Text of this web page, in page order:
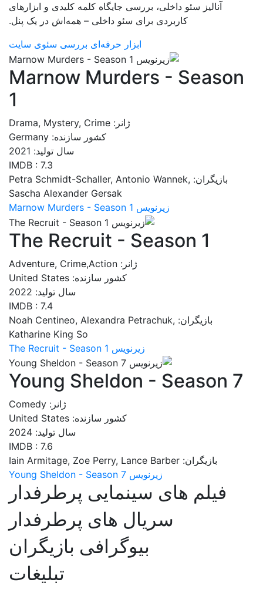
فیلم های سینمایی پرطرفدار
سریال های پرطرفدار
بیوگرافی بازیگران
تبلیغات
آنالیز سئو داخلی، بررسی جایگاه کلمه کلیدی و ابزارهای
کاربردی برای سئو داخلی – همه‌اش در یک پنل.
ابزار حرفه‌ای بررسی سئوی سایت
Marnow Murders - Season
1
ژانر: Drama, Mystery, Crime
کشور سازنده: Germany
سال تولید: 2021
IMDB : 7.3
بازیگران: Petra Schmidt-Schaller, Antonio Wannek,
Sascha Alexander Gersak
زیرنویس Marnow Murders - Season 1
The Recruit - Season 1
ژانر: Adventure, Crime,Action
کشور سازنده: United States
سال تولید: 2022
IMDB : 7.4
بازیگران: Noah Centineo, Alexandra Petrachuk,
Katharine King So
زیرنویس The Recruit - Season 1
Young Sheldon - Season 7
ژانر: Comedy
کشور سازنده: United States
سال تولید: 2024
IMDB : 7.6
بازیگران: Iain Armitage, Zoe Perry, Lance Barber
زیرنویس Young Sheldon - Season 7